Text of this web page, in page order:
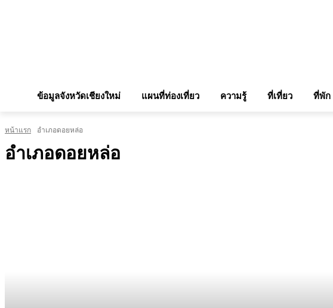
ข้อมูลจังหวัดเชียงใหม่ แผนที่ท่องเที่ยว ความรู้ ที่เที่ยว ที่พัก
หน้าแรก อำเภอดอยหล่อ
อำเภอดอยหล่อ